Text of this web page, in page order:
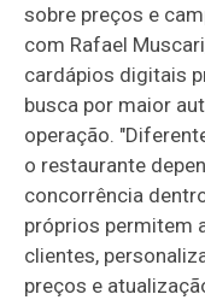
sobre preços e
com Rafael
cardápios digitais
busca por maior
operação.
o restaurante
concorrência
próprios permitem
clientes,
preços e